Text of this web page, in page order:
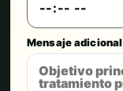
Mensaje adicional